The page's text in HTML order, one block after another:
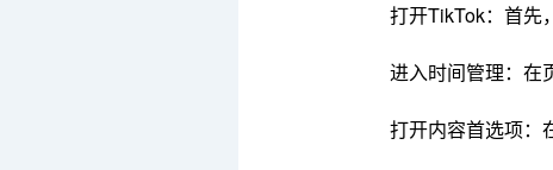
打开TikTok：首先
进入时间管理：在
打开内容首选项：